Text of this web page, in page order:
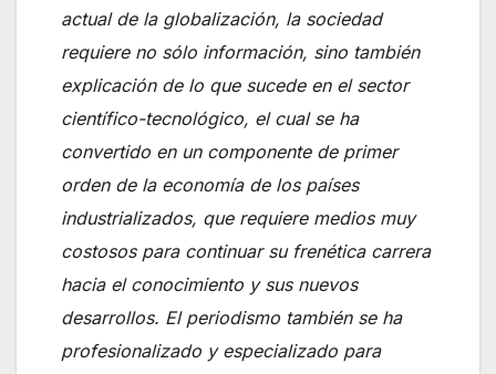
actual de la globalización, la sociedad
requiere no sólo información, sino también
explicación de lo que sucede en el sector
científico-tecnológico, el cual se ha
convertido en un componente de primer
orden de la economía de los países
industrializados, que requiere medios muy
costosos para continuar su frenética carrera
hacia el conocimiento y sus nuevos
desarrollos. El periodismo también se ha
profesionalizado y especializado para